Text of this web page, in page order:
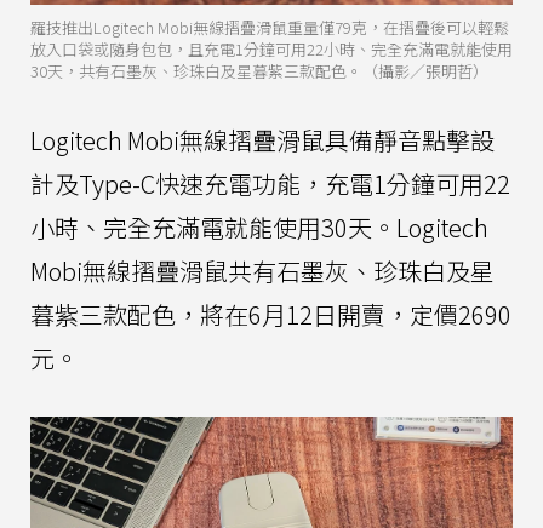
羅技推出Logitech Mobi無線摺疊滑鼠重量僅79克，在摺疊後可以輕鬆
放入口袋或隨身包包，且充電1分鐘可用22小時、完全充滿電就能使用
30天，共有石墨灰、珍珠白及星暮紫三款配色。（攝影／張明哲）
Logitech Mobi無線摺疊滑鼠具備靜音點擊設
計及Type-C快速充電功能，充電1分鐘可用22
小時、完全充滿電就能使用30天。Logitech
Mobi無線摺疊滑鼠共有石墨灰、珍珠白及星
暮紫三款配色，將在6月12日開賣，定價2690
元。